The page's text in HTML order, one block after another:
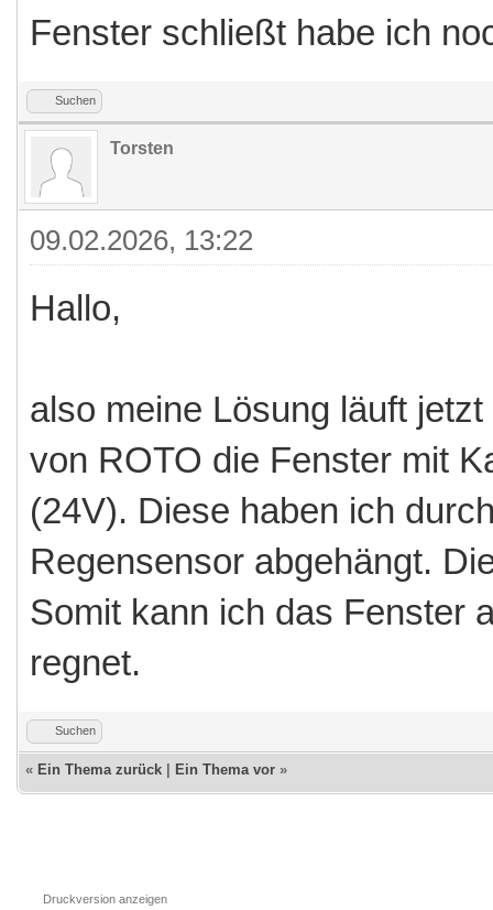
Fenster schließt habe ich
Suchen
Torsten
09.02.2026, 13:22
Hallo,
also meine Lösung läuft
von ROTO die Fenster mit
(24V). Diese haben ich
Regensensor abgehängt.
Somit kann ich das Fenster
regnet.
Suchen
« Ein Thema zurück Ein Thema vor »
Druckversion anzeigen